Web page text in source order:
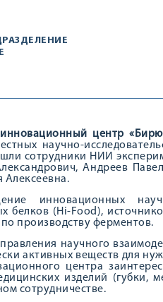
инновационный центр
научно-
сотрудники НИИ
Андреев
Алексеевна.
инновационных
белков (Hi-Food),
производству ферментов.
научного
активных веществ для
центра
изделий (губки,
сотрудничестве.